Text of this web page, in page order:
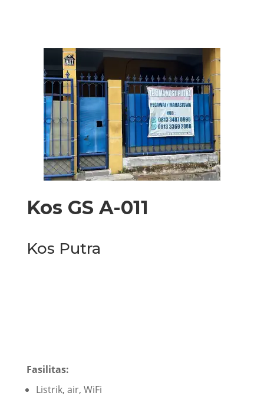
Kos GS A-011
Kos Putra
Fasilitas:
Listrik, air, WiFi